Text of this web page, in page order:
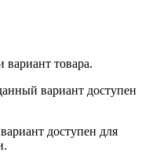
товара.
вариант доступен
доступен для